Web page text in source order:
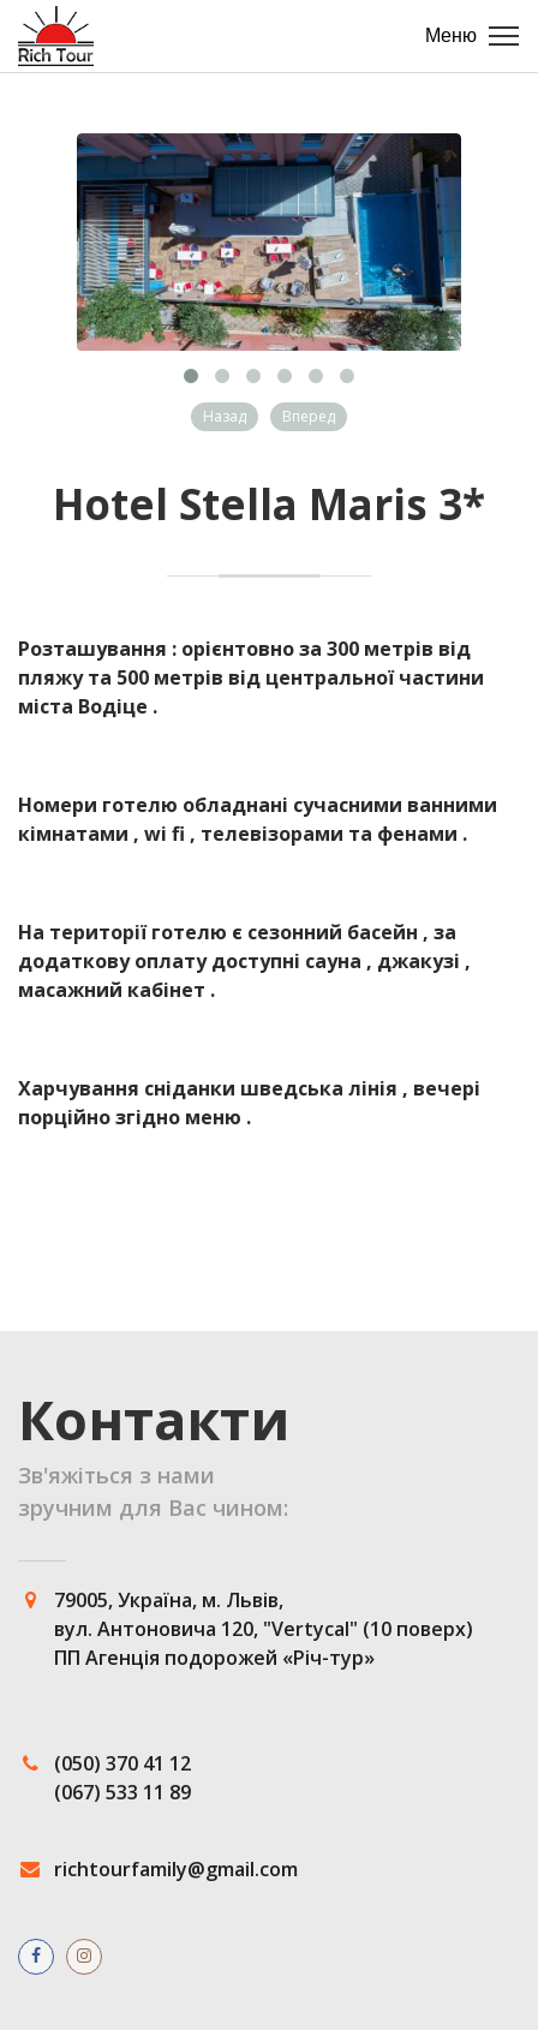
Меню
Назад Вперед
Hotel Stella Maris 3*
Розташування : орієнтовно за 300 метрів від
пляжу та 500 метрів від центральної частини
міста Водіце .
Номери готелю обладнані сучасними ванними
кімнатами , wi fi , телевізорами та фенами .
На території готелю є сезонний басейн , за
додаткову оплату доступні сауна , джакузі ,
масажний кабінет .
Харчування сніданки шведська лінія , вечері
порційно згідно меню .
Контакти
Зв'яжіться з нами
зручним для Вас чином:
79005, Україна, м. Львів,
вул. Антоновича 120, "Vertycal" (10 поверх)
ПП Агенція подорожей «Річ-тур»
(050) 370 41 12
(067) 533 11 89
richtourfamily@gmail.com